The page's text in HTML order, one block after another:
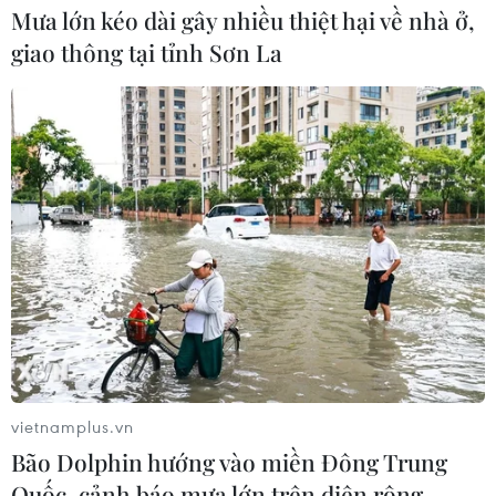
Thẩm phán Mỹ tiếp tục tạm hoãn kế
hoạch chấm dứt bảo vệ công dân
Somalia
02/08/2026 06:59
Toàn cảnh thế giới: Israel
cảnh báo trước khả năng Mỹ tấn
công toàn diện Iran
02/08/2026 04:00
Xem thêm
Mưa lớn kéo dài gây nhiều thiệt hại về nhà ở,
giao thông tại tỉnh Sơn La
vietnamplus.vn
Bão Dolphin hướng vào miền Đông Trung